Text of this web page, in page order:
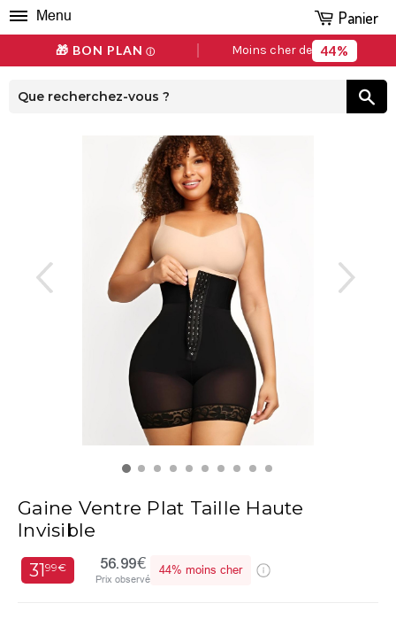
🎁 BON PLAN ⓘ Moins cher de 44%
Menu Panier
Gaine Ventre Plat Taille Haute
Invisible
3199€ 56.99€
Prix observé
44% moins cher